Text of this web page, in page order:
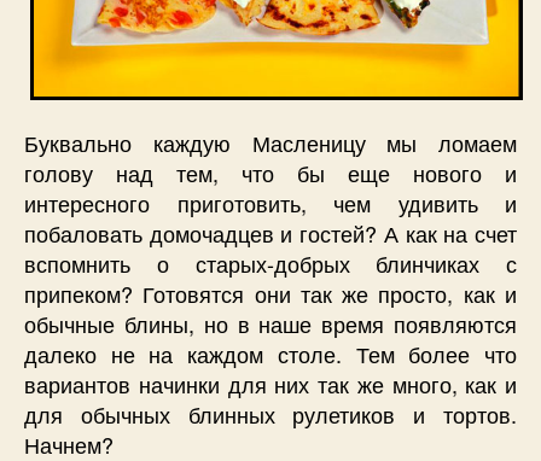
Буквально каждую Масленицу мы ломаем
голову над тем, что бы еще нового и
интересного приготовить, чем удивить и
побаловать домочадцев и гостей? А как на счет
вспомнить о старых-добрых блинчиках с
припеком? Готовятся они так же просто, как и
обычные блины, но в наше время появляются
далеко не на каждом столе. Тем более что
вариантов начинки для них так же много, как и
для обычных блинных рулетиков и тортов.
Начнем?